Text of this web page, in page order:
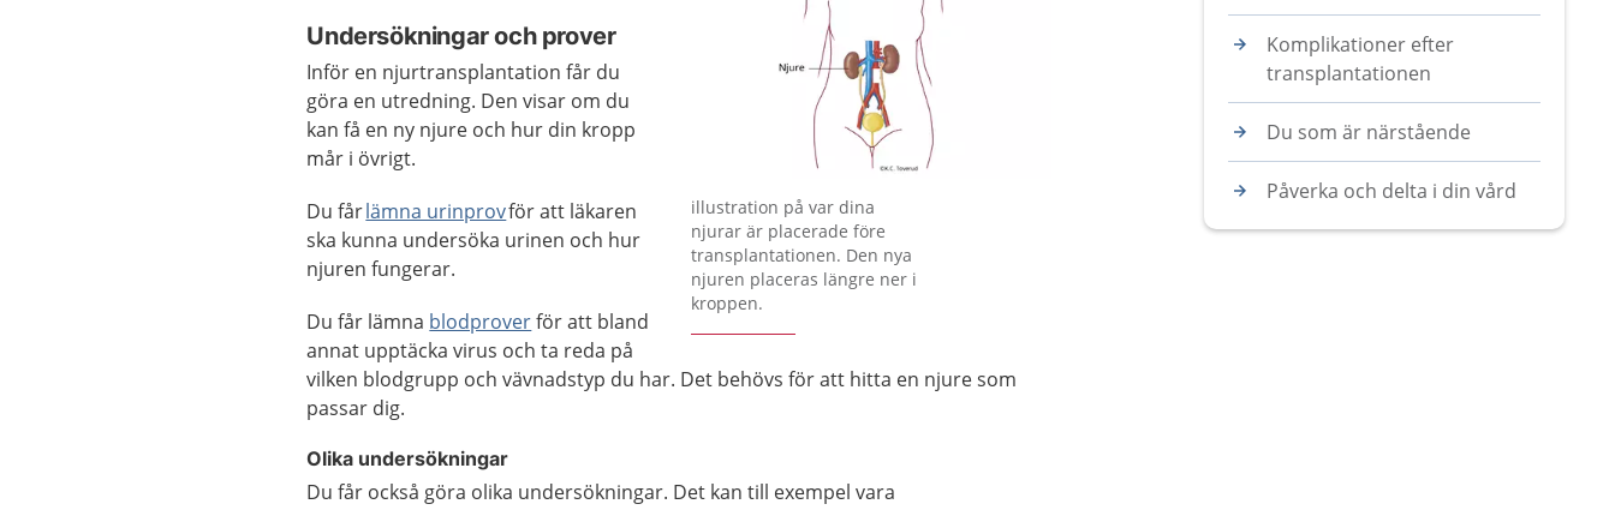
Förstora bilden
illustration på var dina
njurar är placerade före
transplantationen. Den nya
njuren placeras längre ner i
kroppen.
Undersökningar och prover
Inför en njurtransplantation får du
göra en utredning. Den visar om du
kan få en ny njure och hur din kropp
mår i övrigt.
Du fårlämna urinprovför att läkaren
ska kunna undersöka urinen och hur
njuren fungerar.
Du får lämna blodproverför att bland
annat upptäcka virus och ta reda på
vilken blodgrupp och vävnadstyp du har. Det behövs för att hitta en njure som
passar dig.
Olika undersökningar
Du får också göra olika undersökningar. Det kan till exempel vara
Komplikationer efter
transplantationen
Du som är närstående
Påverka och delta i din vård